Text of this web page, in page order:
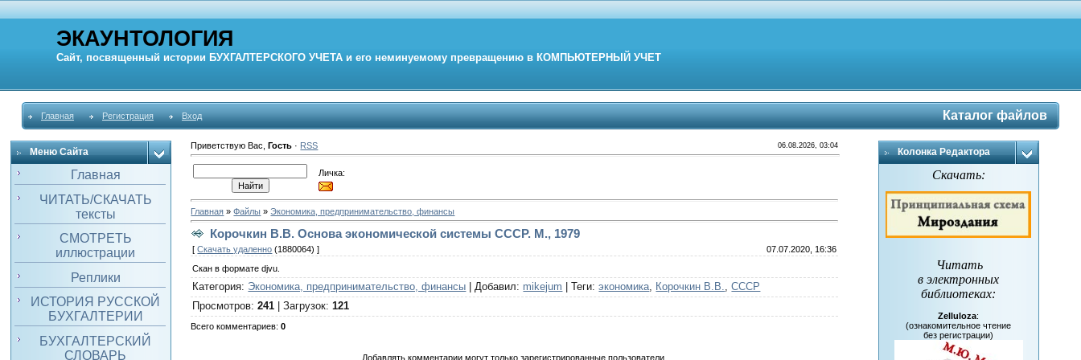
ЭКАУНТОЛОГИЯ
Сайт, посвященный истории БУХГАЛТЕРСКОГО УЧЕТА и его неминуемому превращению в КОМПЬЮТЕРНЫЙ УЧЕТ
Главная Регистрация Вход Каталог файлов
Меню Сайта
Главная
ЧИТАТЬ/СКАЧАТЬ
тексты
СМОТРЕТЬ
иллюстрации
Реплики
ИСТОРИЯ РУССКОЙ
БУХГАЛТЕРИИ
БУХГАЛТЕРСКИЙ
СЛОВАРЬ
Приветствую Вас ,Гость · RSS 06.08.2026, 03:04
Личка:
Главная »Файлы »Экономика, предпринимательство, финансы
Корочкин В.В. Основа экономической системы СССР. М., 1979
[Скачать удаленно (1880064) ]
07.07.2020, 16:36
Скан в формате djvu.
Категория: Экономика, предпринимательство, финансы |Добавил: mikejum |Теги:экономика, Корочкин В.В.,СССР
Просмотров:241 |Загрузок:121
Всего комментариев:0
Добавлять комментарии могут только зарегистрированные пользователи.
Колонка Редактора
Скачать:
Читать
в электронных
библиотеках:
Zelluloza:
(ознакомительное чтение
без регистрации)